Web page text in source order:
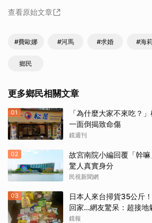
查看原始文章
#費歐娜 #河馬 #求婚 #海莉
鄉民
更多鄉民相關文章
01
「為什麼大家不來吃？
一面倒揭致命傷
鏡週刊
02
故宮南院小編回覆「幹
驚人真實身分
民視新聞網
03
日本人來台掃貨35公斤
回家...網友驚呆：超接地
鏡報